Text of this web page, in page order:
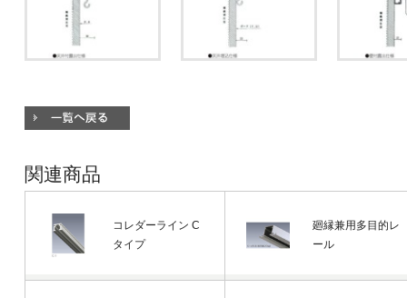
関連商品
コレダーライン C
タイプ
廻縁兼用多目的レ
ール